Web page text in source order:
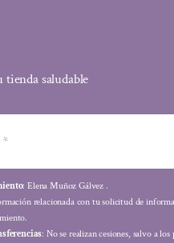
saludable
: Elena Muñoz Gálvez .
relacionada con tu solicitud de
: No se realizan cesiones, salvo a los